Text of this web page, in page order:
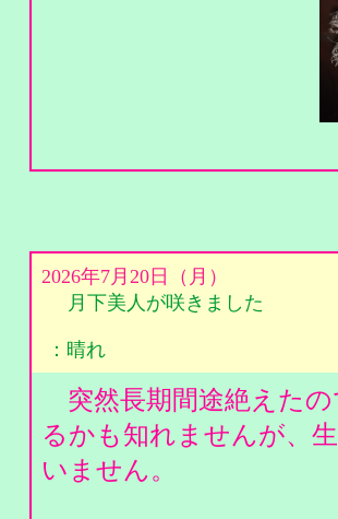
2026年7月20日（月）
月下美人が咲きました
：晴れ
突然長期間途絶えた
るかも知れませんが、
いません。